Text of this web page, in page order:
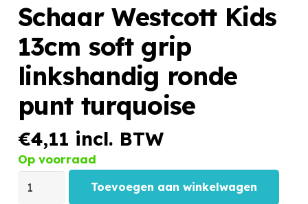
Schaar Westcott Kids
13cm soft grip
linkshandig ronde
punt turquoise
€4,11 incl. BTW
Op voorraad
Toevoegen aan winkelwagen